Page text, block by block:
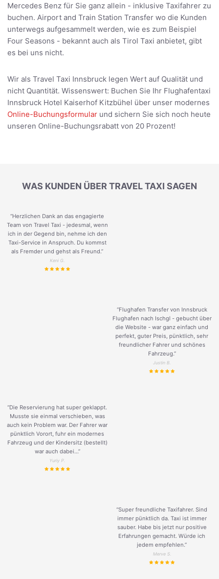
Mercedes Benz für Sie ganz allein - inklusive Taxifahrer zu
buchen. Airport and Train Station Transfer wo die Kunden
unterwegs aufgesammelt werden, wie es zum Beispiel
Four Seasons - bekannt auch als Tirol Taxi anbietet, gibt
es bei uns nicht.
Wir als Travel Taxi Innsbruck legen Wert auf Qualität und
nicht Quantität. Wissenswert: Buchen Sie Ihr Flughafentaxi
Innsbruck Hotel Kaiserhof Kitzbühel über unser modernes
Online-Buchungsformular und sichern Sie sich noch heute
unseren Online-Buchungsrabatt von 20 Prozent!
WAS KUNDEN ÜBER TRAVEL TAXI SAGEN
“Herzlichen Dank an das engagierte
Team von Travel Taxi - jedesmal, wenn
ich in der Gegend bin, nehme ich den
Taxi-Service in Anspruch. Du kommst
als Fremder und gehst als Freund.”
Keni G.
“Flughafen Transfer von Innsbruck
Flughafen nach Ischgl - gebucht über
die Website - war ganz einfach und
perfekt, guter Preis, pünktlich, sehr
freundlicher Fahrer und schönes
Fahrzeug.”
Justin B.
“Die Reservierung hat super geklappt.
Musste sie einmal verschieben, was
auch kein Problem war. Der Fahrer war
pünktlich Vorort, fuhr ein modernes
Fahrzeug und der Kindersitz (bestellt)
war auch dabei...”
Yuriy P.
“Super freundliche Taxifahrer. Sind
immer pünktlich da. Taxi ist immer
sauber. Habe bis jetzt nur positive
Erfahrungen gemacht. Würde ich
jedem empfehlen.”
Merve S.